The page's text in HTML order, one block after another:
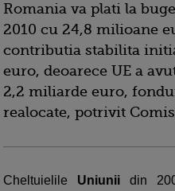
Romania va plati la
2010 cu 24,8 milioane
contributia stabilita
euro, deoarece UE a
2,2 miliarde euro,
realocate, potrivit
Cheltuielile Uniunii din